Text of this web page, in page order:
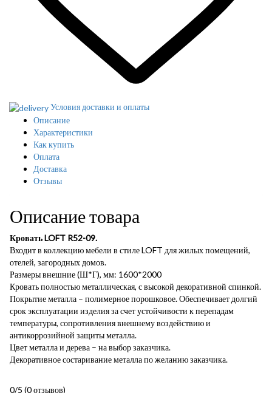
Условия доставки и оплаты
Описание
Характеристики
Как купить
Оплата
Доставка
Отзывы
Описание товара
Кровать LOFT R52-09.
Входит в коллекцию мебели в стиле LOFT для жилых помещений,
отелей, загородных домов.
Размеры внешние (Ш*Г), мм: 1600*2000
Кровать полностью металлическая, с высокой декоративной спинкой.
Покрытие металла – полимерное порошковое. Обеспечивает долгий
срок эксплуатации изделия за счет устойчивости к перепадам
температуры, сопротивления внешнему воздействию и
антикоррозийной защиты металла.
Цвет металла и дерева – на выбор заказчика.
Декоративное состаривание металла по желанию заказчика.
0/5 (0 отзывов)